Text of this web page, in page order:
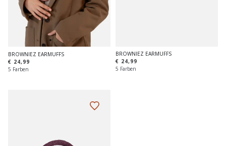
BROWNIEZ EARMUFFS
€ 24,99
5 Farben
BROWNIEZ EARMUFFS
€ 24,99
5 Farben